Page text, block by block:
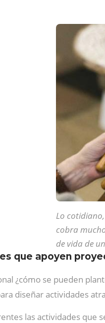
Lo
cobra
de vida de
que apoyen
¿cómo se pueden
diseñar actividades
las actividades que